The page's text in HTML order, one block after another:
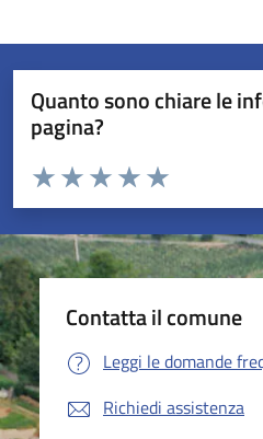
Quanto sono chiare le
pagina?
Valuta da 1 a 5 stelle la pagina
Valuta 5 stelle
Valuta 4 stelle su 5
Valuta 3 stelle su 5
Valuta 2 stelle su 5
Valuta 1 stelle su 5
Contatta il comune
Leggi le domande
Richiedi assistenza